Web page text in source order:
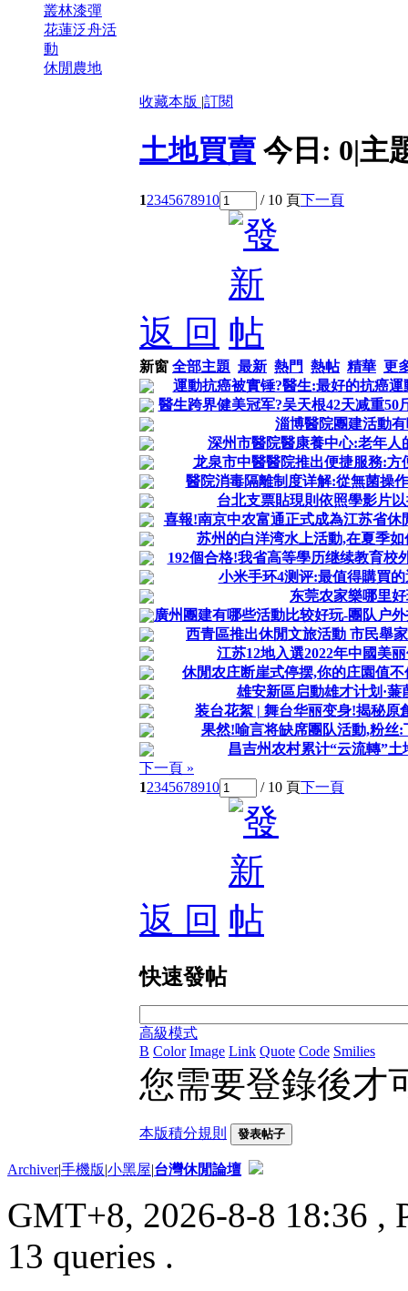
叢林漆彈
花蓮泛舟活
動
休閒農地
收藏本版 |訂閱
土地買賣 今日: 0|主
12345678910 / 10 頁下一頁
返 回
新窗 全部主題 最新 熱門 熱帖 精華 更
運動抗癌被實锤?醫生:最好的抗癌
醫生跨界健美冠军?吴天根42天减重50
淄博醫院團建活動
深州市醫院醫康養中心:老年人
龙泉市中醫醫院推出便捷服務:方
醫院消毒隔離制度详解:從無菌操
台北支票貼現則依照學影片
喜報!南京中农富通正式成為江苏省休
苏州的白洋湾水上活動,在夏季
192個合格!我省高等學历继续教育校
小米手环4测评:最值得購買
东莞农家樂哪里
廣州團建有哪些活動比较好玩-團队户
西青區推出休閒文旅活動 市民舉
江苏12地入選2022年中國美
休閒农庄断崖式停摆,你的庄園值
雄安新區启動雄才计划·蒹
装台花絮 | 舞台华丽变身!揭秘原
果然!喻言将缺席團队活動,粉丝
昌吉州农村累计“云流轉”土
下一頁 »
12345678910 / 10 頁下一頁
返 回
快速發帖
高級模式
B Color Image Link Quote Code Smilies
您需要登錄後才
本版積分規則 發表帖子
Archiver|手機版|小黑屋|台灣休閒論壇
GMT+8, 2026-8-8 18:36 ,
13 queries .